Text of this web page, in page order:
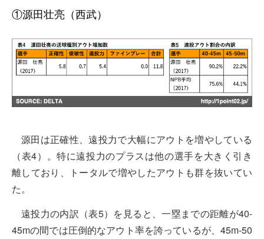
①源田壮亮（西武）
源田は正確性、遠投力で大幅にアウトを増やしている
（表4）。特に遠投力のプラスは他の選手を大きく引き
離しており、トータルで増やしたアウトも群を抜いてい
た。
遠投力の内訳（表5）を見ると、一塁までの距離が40-
45mの間では圧倒的なアウト率を誇っているが、45m-50